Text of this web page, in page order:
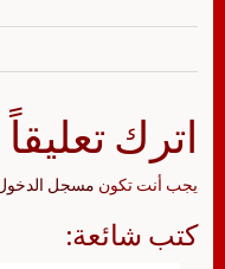
اترك تعليقاً
يجب أنت تكون مسجل
كتب شائعة: